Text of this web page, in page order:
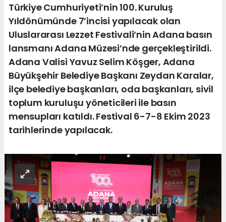
Türkiye Cumhuriyeti’nin 100. Kuruluş
Yıldönümünde 7’incisi yapılacak olan
Uluslararası Lezzet Festivali’nin Adana basın
lansmanı Adana Müzesi’nde gerçekleştirildi.
Adana Valisi Yavuz Selim Köşger, Adana
Büyükşehir Belediye Başkanı Zeydan Karalar,
ilçe belediye başkanları, oda başkanları, sivil
toplum kuruluşu yöneticileri ile basın
mensupları katıldı. Festival 6-7-8 Ekim 2023
tarihlerinde yapılacak.